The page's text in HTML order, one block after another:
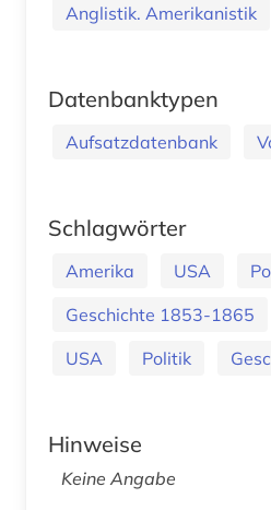
Anglistik. Amerikanistik
Datenbanktypen
Aufsatzdatenbank
Schlagwörter
Amerika USA
Geschichte 1853-1865
USA
Politik
Hinweise
Keine Angabe